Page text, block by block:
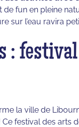
fun en pleine
l’eau ravira
:
la ville de
festival des arts